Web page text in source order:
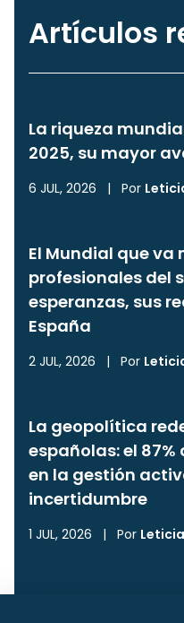
Artículos
La riqueza
2025, su mayor
6 JUL, 2026 | Por
El Mundial que
profesionales del
esperanzas, sus
España
2 JUL, 2026 | Por
La geopolítica
españolas: el
en la gestión
incertidumbre
1 JUL, 2026 | Por